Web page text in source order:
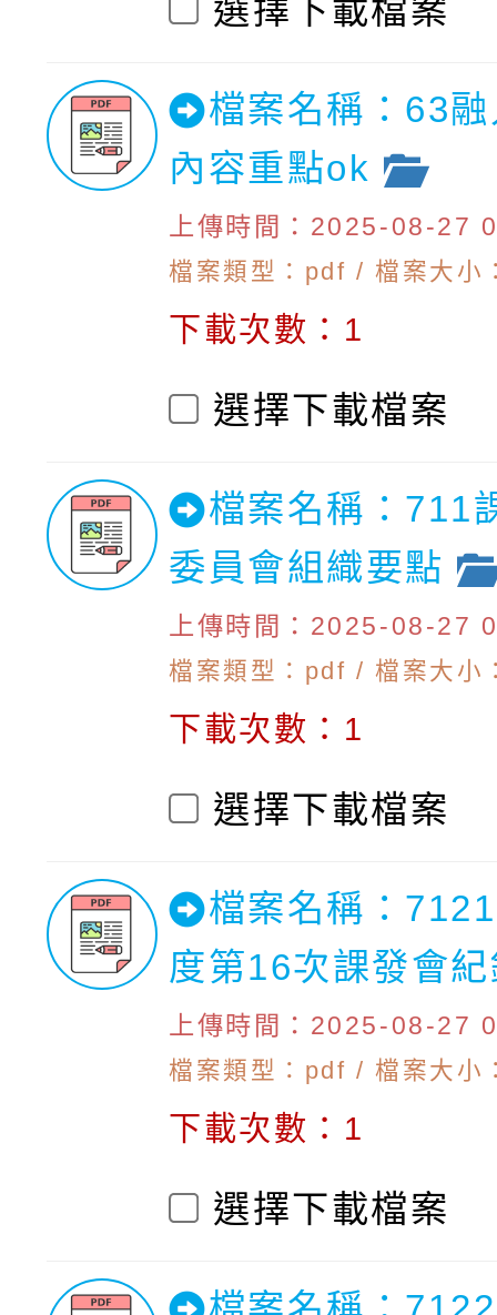
選擇下載檔案
檔案名稱：63
內容重點ok
上傳時間：2025-08-27
檔案類型：pdf / 檔案大小
下載次數：1
選擇下載檔案
檔案名稱：711
委員會組織要點
上傳時間：2025-08-27
檔案類型：pdf / 檔案大小
下載次數：1
選擇下載檔案
檔案名稱：
度第16次課發會
上傳時間：2025-08-27
檔案類型：pdf / 檔案大小
下載次數：1
選擇下載檔案